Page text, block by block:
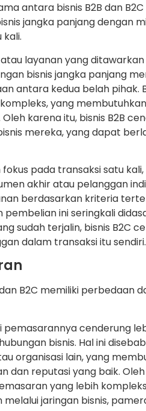
antara bisnis B2B dan
jangka panjang dengan
atau layanan yang
bisnis jangka panjang
antara kedua belah pihak.
yang
karena itu, bisnis B2B
mereka, yang dapat
fokus pada transaksi satu
akhir atau pelanggan
berdasarkan kriteria
pembelian ini seringkali
sudah terjalin, bisnis B2C
dalam transaksi itu sendiri.
B2C memiliki perbedaan
pemasarannya cenderung
bisnis. Hal ini
organisasi lain, yang
dan reputasi yang baik. Oleh
yang lebih
jaringan bisnis,